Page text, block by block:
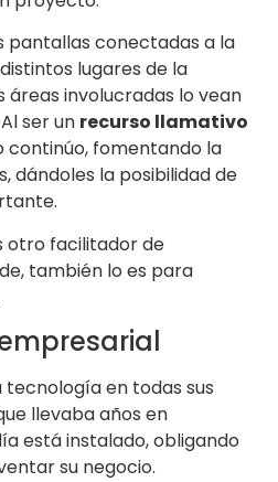
pantallas conectadas a la
lugares de la
áreas involucradas lo vean
ser un recurso llamativo
fomentando la
dándoles la posibilidad de
otro facilitador de
también lo es para
tecnología en todas sus
llevaba años en
está instalado, obligando
su negocio.